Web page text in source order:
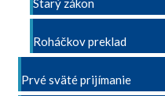
Starý zákon
Roháčkov preklad
Prvé sväté prijímanie